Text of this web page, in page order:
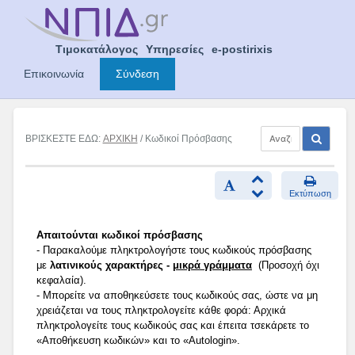
Τιμοκατάλογος Υπηρεσίες
e-postirixis
Επικοινωνία
Σύνδεση
ΒΡΙΣΚΕΣΤΕ ΕΔΩ: ΑΡΧΙΚΗ / Κωδικοί Πρόσβασης
Εκτύπωση
Απαιτούνται κωδικοί πρόσβασης
- Παρακαλούμε πληκτρολογήστε τους κωδικούς πρόσβασης
με λατινικούς χαρακτήρες - μικρά γράμματα (Προσοχή όχι
κεφαλαία).
- Μπορείτε να αποθηκεύσετε τους κωδικούς σας, ώστε να μη
χρειάζεται να τους πληκτρολογείτε κάθε φορά: Αρχικά
πληκτρολογείτε τους κωδικούς σας και έπειτα τσεκάρετε το
«Αποθήκευση κωδικών» και το «Autologin».